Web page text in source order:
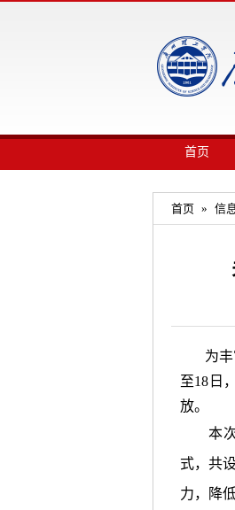
首页
首页 » 信
为
至18日
放。
本
式，共
力，降